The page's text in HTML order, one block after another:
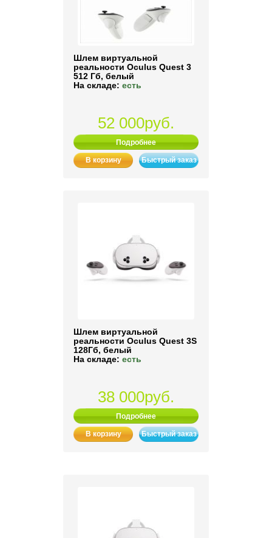
Шлем виртуальной
реальности Oculus Quest 3
512 Гб, белый
На складе: есть
52 000руб.
Подробнее
В корзину Быстрый заказ
Шлем виртуальной
реальности Oculus Quest 3S
128Гб, белый
На складе: есть
38 000руб.
Подробнее
В корзину Быстрый заказ